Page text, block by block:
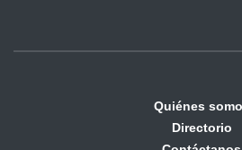
Quiénes
Directorio